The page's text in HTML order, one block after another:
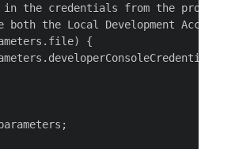
in the credentials from the
both the Local Development Access
{